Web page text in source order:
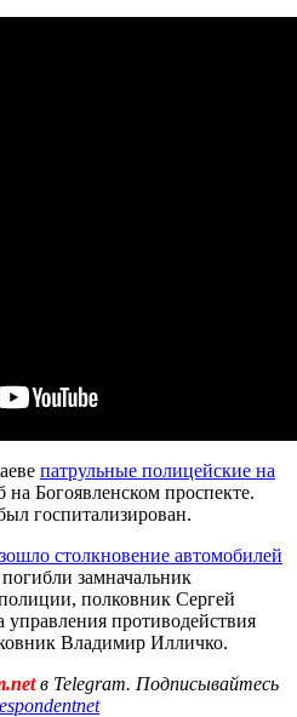
патрульные полицейские на
на Богоявленском проспекте.
госпитализирован.
столкновение автомобилей
замначальник
полковник Сергей
противодействия
Владимир Илличко.
в Telegram. Подписывайтесь